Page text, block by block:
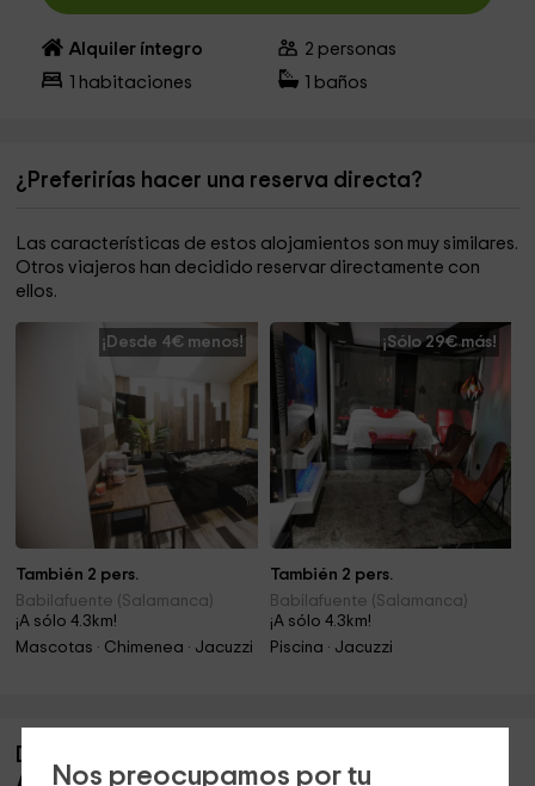
Nos preocupamos por tu
Alquiler íntegro 2 personas
habitaciones baños
¿Preferirías hacer una reserva directa?
Las características de estos alojamientos son muy similares.
Otros viajeros han decidido reservar directamente con
ellos.
¡Desde 4€ menos!
También 2 pers.
Babilafuente (Salamanca)
¡A sólo 4.3km!
Mascotas · Chimenea · Jacuzzi
¡Sólo 29€ más!
También 2 pers.
Babilafuente (Salamanca)
¡A sólo 4.3km!
Piscina · Jacuzzi
Descripción de La Aceña de Huerta-